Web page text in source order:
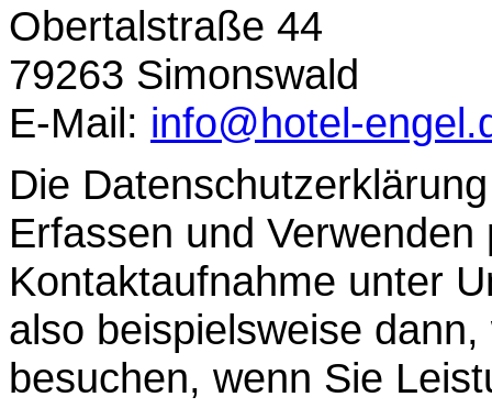
Obertalstraße 44
79263 Simonswald
E-Mail: info@hotel-
Die
Erfassen und
Kontaktaufnahme unter
also beispielsweise
besuchen, wenn Sie